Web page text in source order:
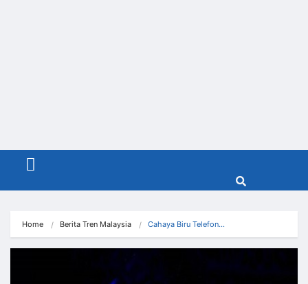
Menu
Home Berita Tren Malaysia Cahaya Biru Telefon…